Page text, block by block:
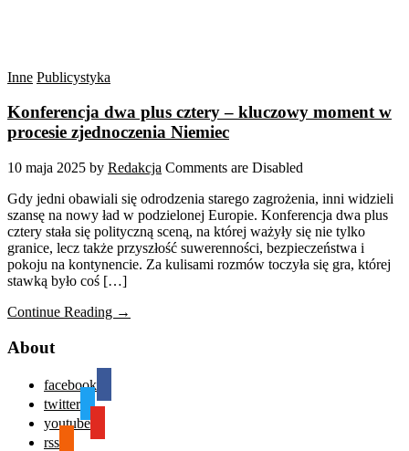
Inne Publicystyka
Konferencja dwa plus cztery – kluczowy moment w
procesie zjednoczenia Niemiec
10 maja 2025 by Redakcja Comments are Disabled
Gdy jedni obawiali się odrodzenia starego zagrożenia, inni widzieli
szansę na nowy ład w podzielonej Europie. Konferencja dwa plus
cztery stała się polityczną sceną, na której ważyły się nie tylko
granice, lecz także przyszłość suwerenności, bezpieczeństwa i
pokoju na kontynencie. Za kulisami rozmów toczyła się gra, której
stawką było coś […]
Continue Reading →
About
facebook
twitter
youtube
rss